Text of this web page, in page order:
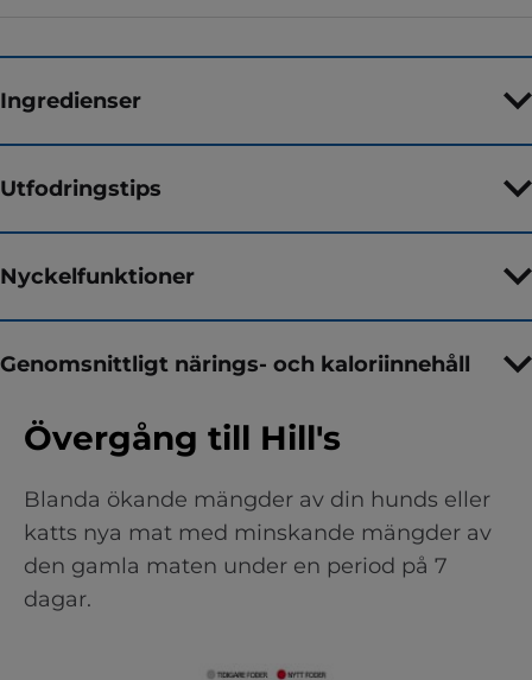
Ingredienser
Utfodringstips
Nyckelfunktioner
Genomsnittligt närings- och kaloriinnehåll
Övergång till Hill's
Blanda ökande mängder av din hunds eller
katts nya mat med minskande mängder av
den gamla maten under en period på 7
dagar.